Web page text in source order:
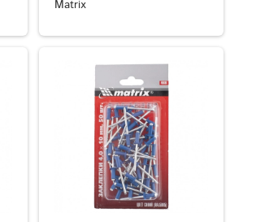
Matrix